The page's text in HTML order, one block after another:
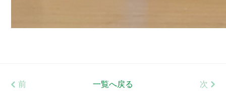
前 一覧へ戻る 次